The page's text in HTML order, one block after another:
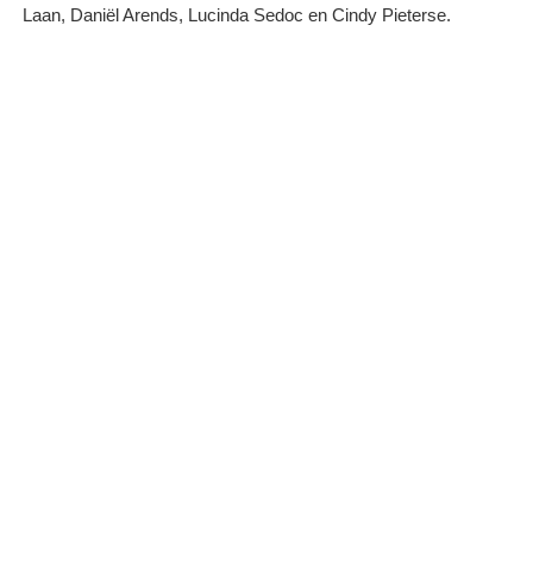
Laan, Daniël Arends, Lucinda Sedoc en Cindy Pieterse.